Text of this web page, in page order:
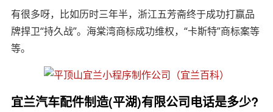
有很多呀，比如历时三年半，浙江五芳斋终于成功打赢品
牌捍卫“持久战”。海棠湾商标成功维权，“卡斯特”商标案等
等。
宜兰汽车配件制造(平湖)有限公司电话是多少?